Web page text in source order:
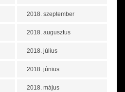
2018. szeptember
2018. augusztus
2018. július
2018. június
2018. május